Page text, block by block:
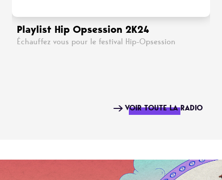
Playlist Hip Opsession 2K24
Échauffez vous pour le festival Hip-Opsession
VOIR TOUTE LA RADIO